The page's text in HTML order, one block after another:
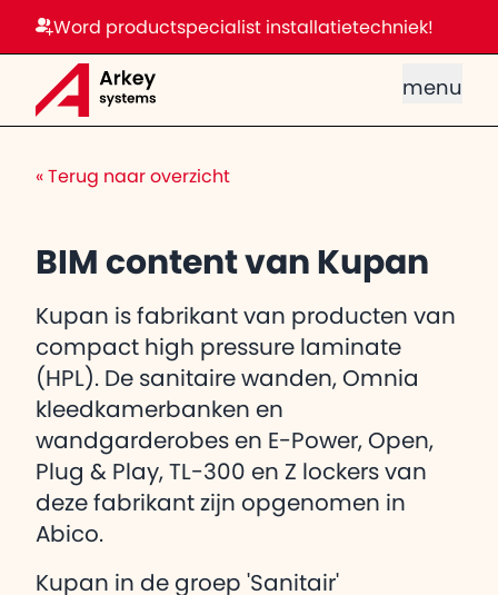
Word productspecialist installatietechniek!
menu
« Terug naar overzicht
BIM content van Kupan
Kupan is fabrikant van producten van
compact high pressure laminate
(HPL). De sanitaire wanden, Omnia
kleedkamerbanken en
wandgarderobes en E-Power, Open,
Plug & Play, TL-300 en Z lockers van
deze fabrikant zijn opgenomen in
Abico.
Kupan in de groep 'Sanitair'